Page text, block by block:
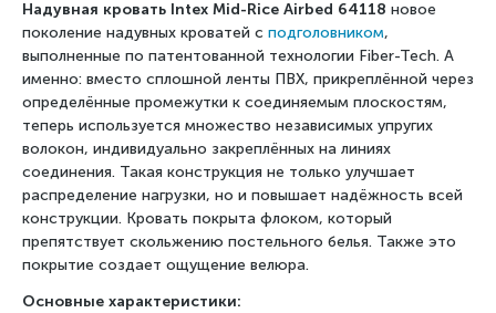
Надувная кровать Intex Mid-Rice Airbed 64118 новое
поколение надувных кроватей с подголовником,
выполненные по патентованной технологии Fiber-Tech. А
именно: вместо сплошной ленты ПВХ, прикреплённой через
определённые промежутки к соединяемым плоскостям,
теперь используется множество независимых упругих
волокон, индивидуально закреплённых на линиях
соединения. Такая конструкция не только улучшает
распределение нагрузки, но и повышает надёжность всей
конструкции. Кровать покрыта флоком, который
препятствует скольжению постельного белья. Также это
покрытие создает ощущение велюра.
Основные характеристики: